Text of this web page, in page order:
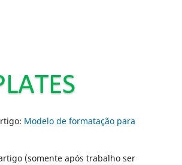
Modelo de formatação para
artigo (somente após trabalho ser